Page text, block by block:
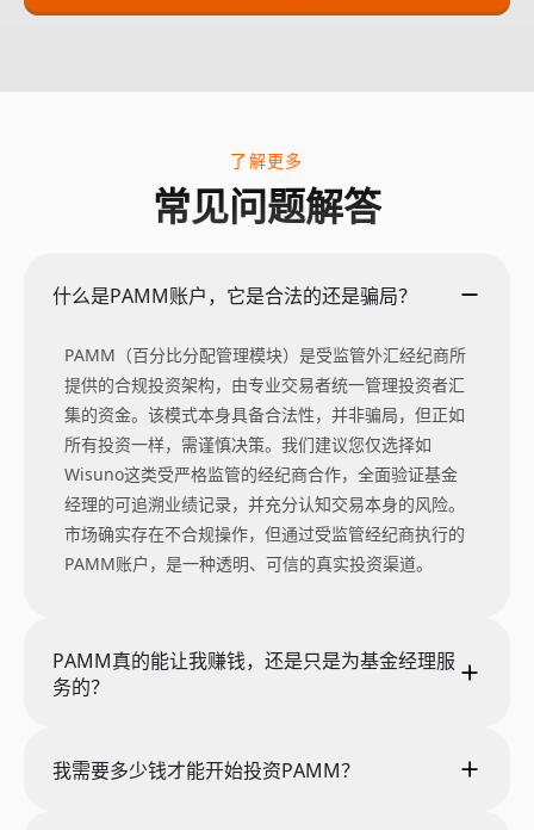
了解更多
常见问题解答
什么是PAMM账户，它是合法的还是骗局？
PAMM（百分比分配管理模块）是受监管外汇经纪商所
提供的合规投资架构，由专业交易者统一管理投资者汇
集的资金。该模式本身具备合法性，并非骗局，但正如
所有投资一样，需谨慎决策。我们建议您仅选择如
Wisuno这类受严格监管的经纪商合作，全面验证基金
经理的可追溯业绩记录，并充分认知交易本身的风险。
市场确实存在不合规操作，但通过受监管经纪商执行的
PAMM账户，是一种透明、可信的真实投资渠道。
PAMM真的能让我赚钱，还是只是为基金经理服
务的？
我需要多少钱才能开始投资PAMM？